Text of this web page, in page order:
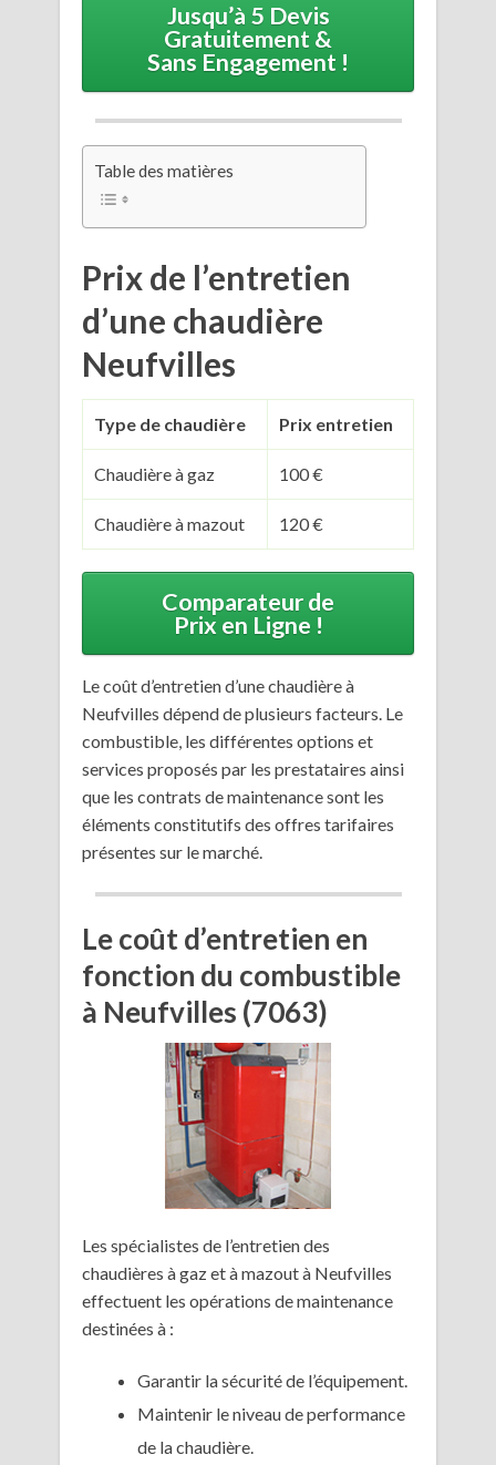
Jusqu’à 5 Devis
Gratuitement &
Sans Engagement !
Table des matières
Prix de l’entretien
d’une chaudière
Neufvilles
Type de chaudière Prix entretien
Chaudière à gaz 100 €
Chaudière à mazout 120 €
Comparateur de
Prix en Ligne !
Le coût d’entretien d’une chaudière à
Neufvilles dépend de plusieurs facteurs. Le
combustible, les différentes options et
services proposés par les prestataires ainsi
que les contrats de maintenance sont les
éléments constitutifs des offres tarifaires
présentes sur le marché.
Le coût d’entretien en
fonction du combustible
à Neufvilles (7063)
Les spécialistes de l’entretien des
chaudières à gaz et à mazout à Neufvilles
effectuent les opérations de maintenance
destinées à :
Garantir la sécurité de l’équipement.
Maintenir le niveau de performance
de la chaudière.